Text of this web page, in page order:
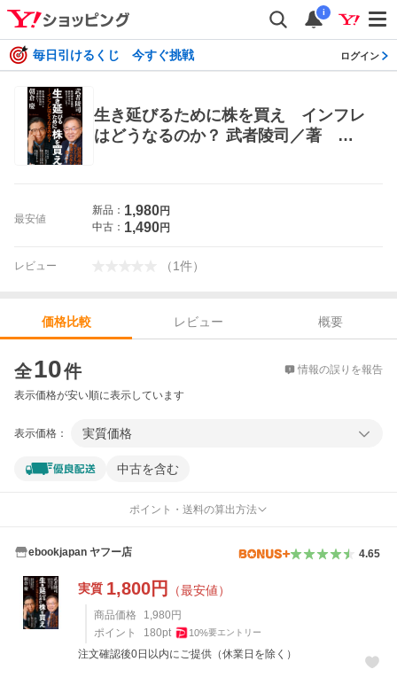
i
毎日引けるくじ 今すぐ挑戦 ログイン
生き延びるために株を買え インフレ
はどうなるのか？ 武者陵司／著 朝
最安値
新品： 1,980円
中古： 1,490円
レビュー （1件）
価格比較 レビュー
概要
全10件 情報の誤りを報告
表示価格が安い順に表示しています
表示価格： 実質価格
中古を含む
ポイント・送料の算出方法
ebookjapan ヤフー店 4.65
実質 1,800円 （最安値）
商品価格 1,980 円
ポイント
180pt 10%要エントリー
注文確認後0日以内にご提供（休業日を除く）